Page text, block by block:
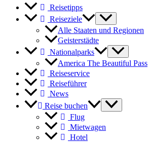
Reisetipps
Reiseziele
Alle Staaten und Regionen
Geisterstädte
Nationalparks
America The Beautiful Pass
Reiseservice
Reiseführer
News
Reise buchen
Flug
Mietwagen
Hotel